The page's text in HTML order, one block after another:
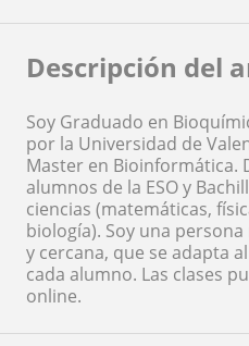
Descripción del
Soy Graduado en
por la Universidad de
Master en Bioinformática.
alumnos de la ESO y
ciencias (matemáticas,
biología). Soy una
y cercana, que se adapta
cada alumno. Las clases
online.